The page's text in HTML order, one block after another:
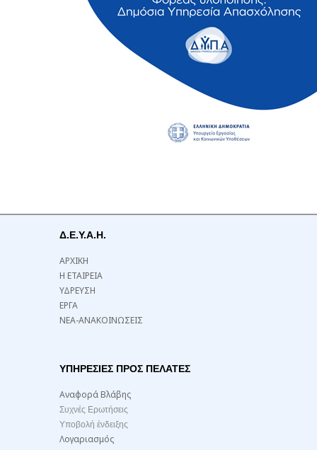
Δ.Ε.Υ.Α.Η.
ΑΡΧΙΚΗ
Η ΕΤΑΙΡΕΙΑ
ΥΔΡΕΥΣΗ
ΕΡΓΑ
ΝΕΑ-ΑΝΑΚΟΙΝΩΣΕΙΣ
ΥΠΗΡΕΣΙΕΣ ΠΡΟΣ ΠΕΛΑΤΕΣ
Αναφορά Βλάβης
Συχνές Ερωτήσεις
Υποβολή ένδειξης
Λογαριασμός